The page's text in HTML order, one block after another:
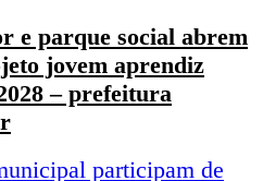
e parque social abrem
jovem aprendiz
– prefeitura